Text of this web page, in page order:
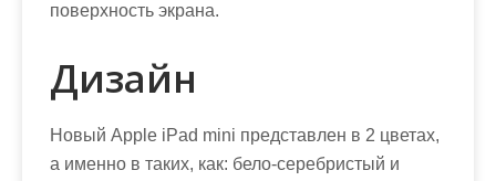
поверхность экрана.
Дизайн
Новый Apple iPad mini представлен в 2 цветах,
а именно в таких, как: бело-серебристый и